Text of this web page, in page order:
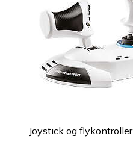
Joystick og flykontroller